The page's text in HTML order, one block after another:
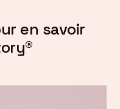
en savoir